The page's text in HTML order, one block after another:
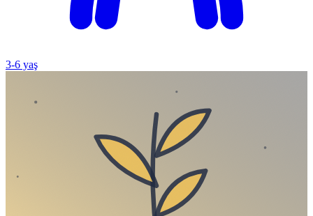
3-6 yaş